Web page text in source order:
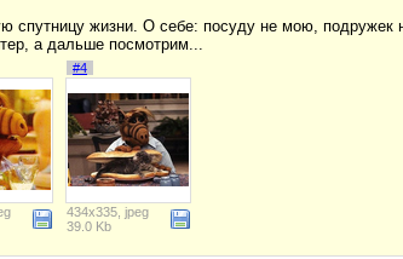
спутницу жизни. О себе: посуду не мою,
а дальше посмотрим...
#4
434x335, jpeg
39.0 Kb